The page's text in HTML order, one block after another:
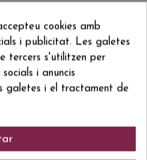
VOL.
cookies amb
i publicitat. Les galetes
tercers s'utilitzen per
i anuncis
galetes i el tractament de